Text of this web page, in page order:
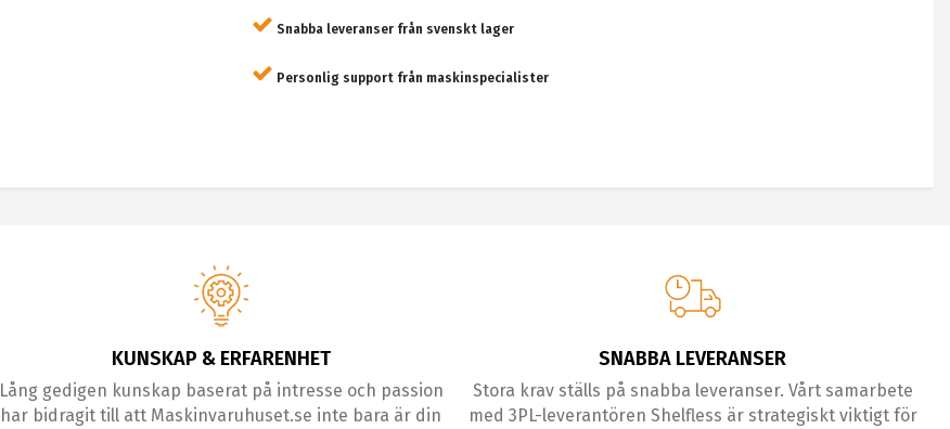
Snabba leveranser från svenskt lager
Personlig support från maskinspecialister
KUNSKAP & ERFARENHET
Lång gedigen kunskap baserat på intresse och passion
har bidragit till att Maskinvaruhuset.se inte bara är din
SNABBA LEVERANSER
Stora krav ställs på snabba leveranser. Vårt samarbete
med 3PL-leverantören Shelfless är strategiskt viktigt för